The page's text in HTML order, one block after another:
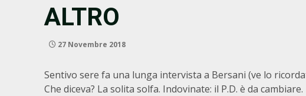
ALTRO
27 Novembre 2018
Sentivo sere fa una lunga intervista a Bersani (ve lo
Che diceva? La solita solfa. Indovinate: il P.D. è da cambiare.